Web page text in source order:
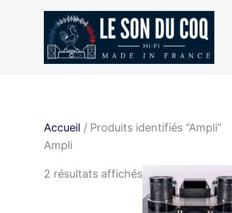
Accueil / Produits identifiés “Ampli”
Ampli
2 résultats affichés